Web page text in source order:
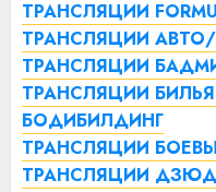
ТРАНСЛЯЦИИ
ТРАНСЛЯЦИИ
ТРАНСЛЯЦИИ
ТРАНСЛЯЦИИ
БОДИБИЛДИНГ
ТРАНСЛЯЦИИ
ТРАНСЛЯЦИИ